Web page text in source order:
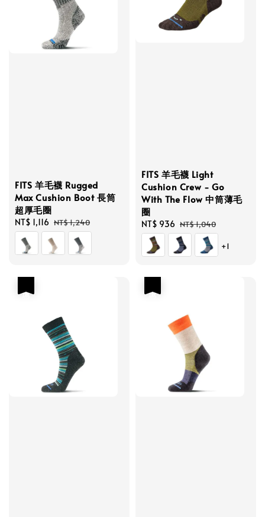
FITS 羊毛襪 Rugged
Max Cushion Boot 長筒
超厚毛圈
Sale
price
NT$ 1,116 Regular
price
NT$ 1,240
FITS 羊毛襪 Light
Cushion Crew - Go
With The Flow 中筒薄毛
圈
Sale
price
NT$ 936 Regular
price
NT$ 1,040
+1